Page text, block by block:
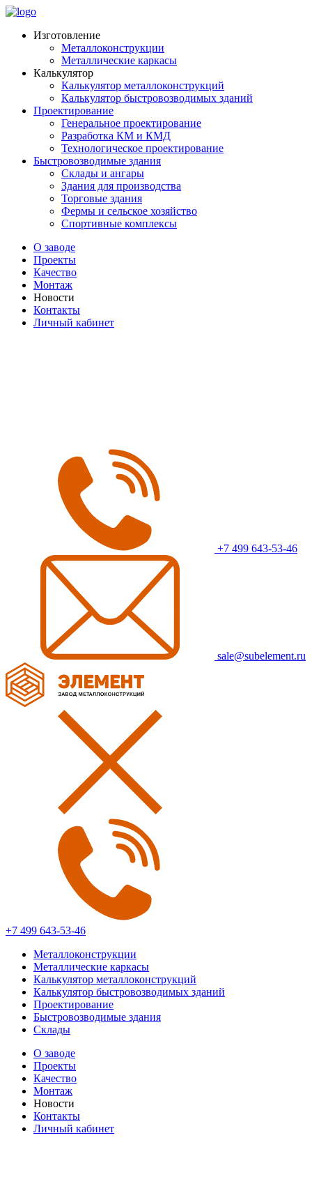
Изготовление
Металлоконструкции
Металлические каркасы
Калькулятор
Калькулятор металлоконструкций
Калькулятор быстровозводимых зданий
Проектирование
Генеральное проектирование
Разработка КМ и КМД
Технологическое проектирование
Быстровозводимые здания
Склады и ангары
Здания для производства
Торговые здания
Фермы и сельское хозяйство
Спортивные комплексы
О заводе
Проекты
Качество
Монтаж
Новости
Контакты
Личный кабинет
+7 499 643-53-46
sale@subelement.ru
+7 499 643-53-46
Металлоконструкции
Металлические каркасы
Калькулятор металлоконструкций
Калькулятор быстровозводимых зданий
Проектирование
Быстровозводимые здания
Склады
О заводе
Проекты
Качество
Монтаж
Новости
Контакты
Личный кабинет